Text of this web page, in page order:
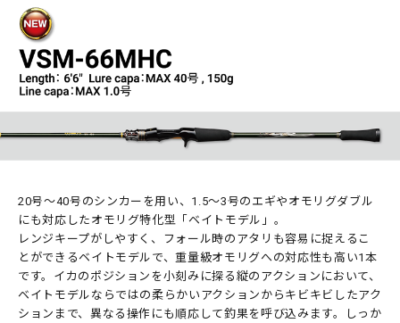
20号～40号のシンカーを用い、1.5～3号のエギやオモリグダブル
にも対応したオモリグ特化型「ベイトモデル」。
レンジキープがしやすく、フォール時のアタリも容易に捉えるこ
とができるベイトモデルで、重量級オモリグへの対応性も高い1本
です。イカのポジションを小刻みに探る縦のアクションにおいて、
ベイトモデルならではの柔らかいアクションからキビキビしたアク
ションまで、異なる操作にも順応して釣果を呼び込みます。しっか